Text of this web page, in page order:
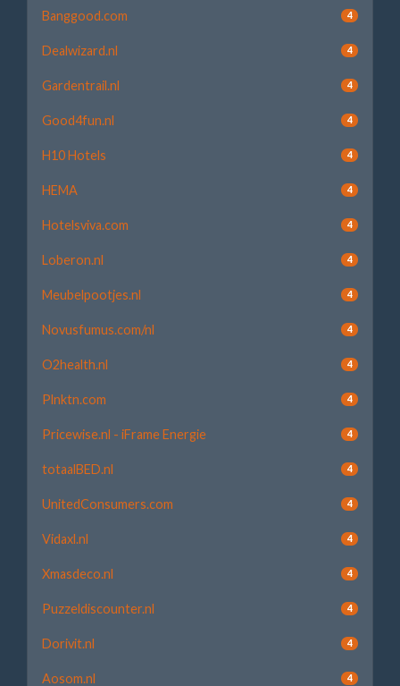
Banggood.com 4
Dealwizard.nl 4
Gardentrail.nl 4
Good4fun.nl 4
H10 Hotels 4
HEMA 4
Hotelsviva.com 4
Loberon.nl 4
Meubelpootjes.nl 4
Novusfumus.com/nl 4
O2health.nl 4
Plnktn.com 4
Pricewise.nl - iFrame Energie 4
totaalBED.nl 4
UnitedConsumers.com 4
Vidaxl.nl 4
Xmasdeco.nl 4
Puzzeldiscounter.nl 4
Dorivit.nl 4
Aosom.nl 4